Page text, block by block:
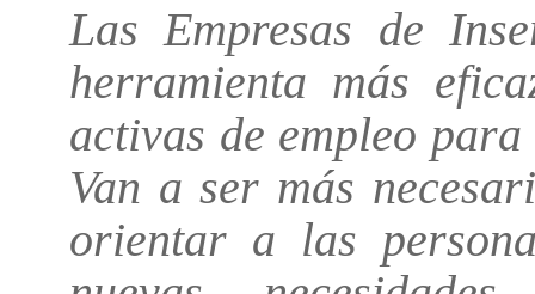
Las Empresas de
herramienta más
activas de empleo
Van a ser más
orientar a las